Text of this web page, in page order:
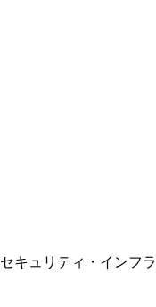
セキュリティ・インフラ